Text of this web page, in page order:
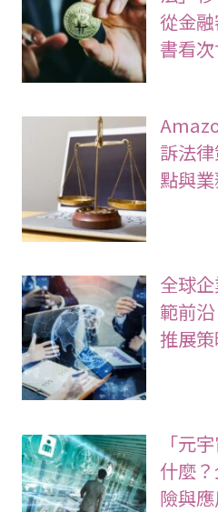
從金
書看
訴法
點與
全球
範前
推展
「元
什麼
險與